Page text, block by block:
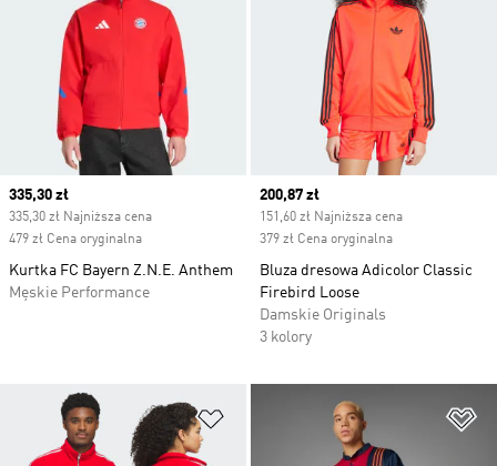
Current price
335,30 zł
335,30 zł Najniższa cena
479 zł Cena oryginalna
Kurtka FC Bayern Z.N.E. Anthem
Męskie Performance
Current price
200,87 zł
151,60 zł Najniższa cena
379 zł Cena oryginalna
Bluza dresowa Adicolor Classic
Firebird Loose
Damskie Originals
3 kolory
Dodaj do listy życzeń